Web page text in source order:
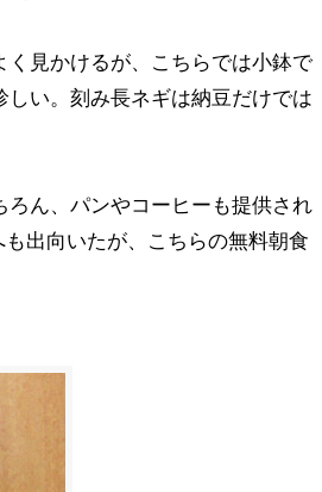
見かけるが、こちらでは小鉢で
い。刻み長ネギは納豆だけでは
ん、パンやコーヒーも提供され
出向いたが、こちらの無料朝食